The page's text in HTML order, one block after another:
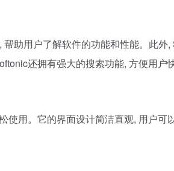
, 帮助用户了解软件的功能和性能。此
还拥有强大的搜索功能, 方便用户
用。它的界面设计简洁直观, 用户